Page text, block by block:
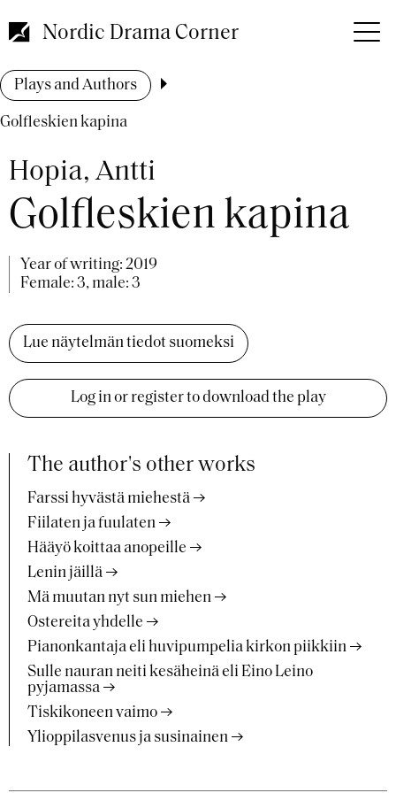
to
main
Nordic Drama Corner
Breadcrumb
Plays and Authors
Golfleskien kapina
Hopia, Antti
Golfleskien kapina
Year of writing: 2019
Female: 3, male: 3
Lue näytelmän tiedot suomeksi
Log in or register to download the play
The author's other works
Farssi hyvästä miehestä
Fiilaten ja fuulaten
Hääyö koittaa anopeille
Lenin jäillä
Mä muutan nyt sun miehen
Ostereita yhdelle
Pianonkantaja eli huvipumpelia kirkon piikkiin
Sulle nauran neiti kesäheinä eli Eino Leino
pyjamassa
Tiskikoneen vaimo
Ylioppilasvenus ja susinainen